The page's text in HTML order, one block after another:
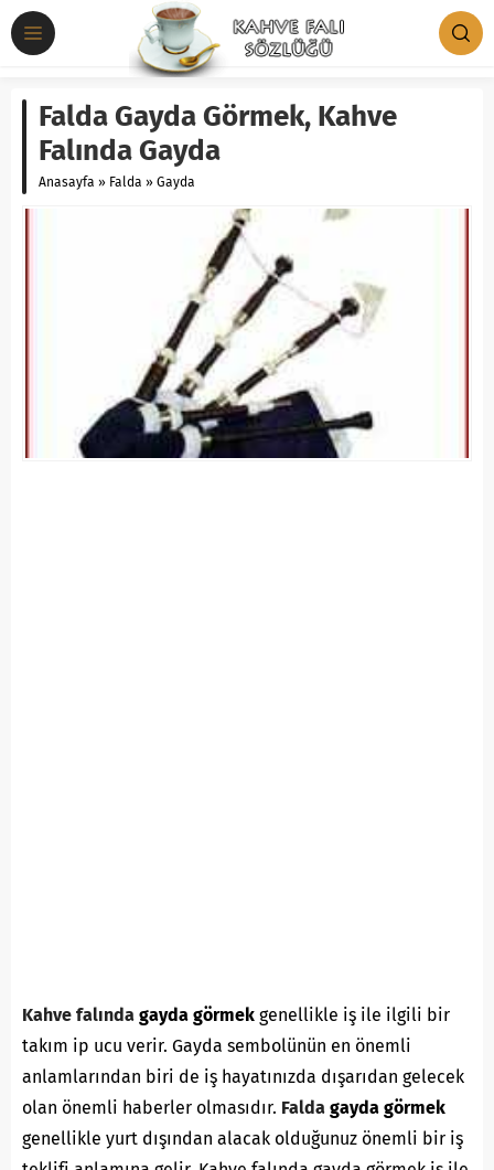
Falda Gayda Görmek, Kahve
Falında Gayda
Anasayfa » Falda » Gayda
Kahve falında gayda görmek genellikle iş ile ilgili bir
takım ip ucu verir. Gayda sembolünün en önemli
anlamlarından biri de iş hayatınızda dışarıdan gelecek
olan önemli haberler olmasıdır. Falda gayda görmek
genellikle yurt dışından alacak olduğunuz önemli bir iş